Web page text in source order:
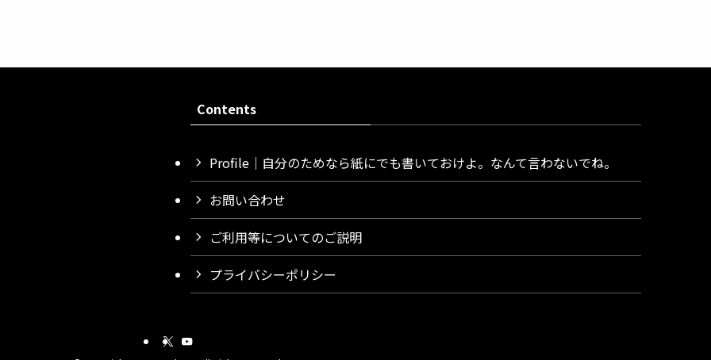
Contents
Profile｜自分のためなら紙にでも書いておけよ。なんて言わないでね。
お問い合わせ
ご利用等についてのご説明
プライバシーポリシー